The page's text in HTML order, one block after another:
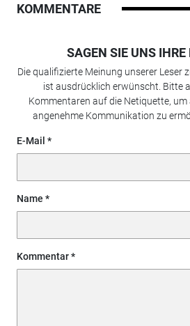
KOMMENTARE
SAGEN SIE UNS
Die qualifizierte Meinung unserer Leser
ist ausdrücklich erwünscht. Bitte
Kommentaren auf die Netiquette, um
angenehme Kommunikation zu
E-Mail
Name
Kommentar